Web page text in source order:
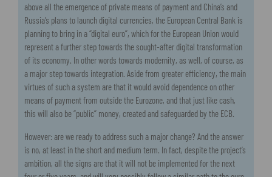
above all the emergence of private means of payment and China’s and
Russia’s plans to launch digital currencies, the European Central Bank is
planning to bring in a “digital euro”, which for the European Union would
represent a further step towards the sought-after digital transformation
of its economy. In other words towards modernity, as well, of course, as
a major step towards integration. Aside from greater efficiency, the main
virtues of such a system are that it would avoid dependence on other
means of payment from outside the Eurozone, and that just like cash,
this will also be “public” money, created and safeguarded by the ECB.
However: are we ready to address such a major change? And the answer
is no, at least in the short and medium term. In fact, despite the project’s
ambition, all the signs are that it will not be implemented for the next